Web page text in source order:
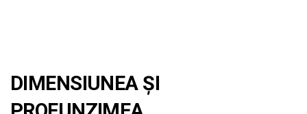
DIMENSIUNEA ȘI